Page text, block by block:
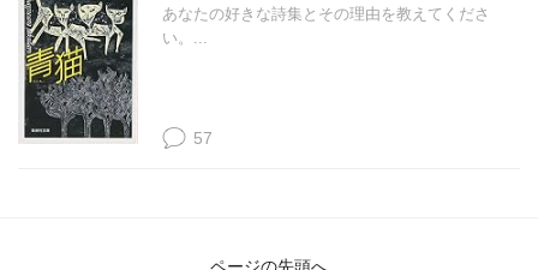
あなたの好きな詩集とその理由を教えてくださ
い。...
57